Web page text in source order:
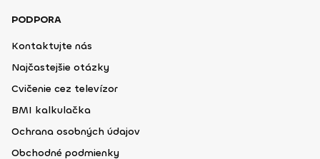
PODPORA
Kontaktujte nás
Najčastejšie otázky
Cvičenie cez televízor
BMI kalkulačka
Ochrana osobných údajov
Obchodné podmienky